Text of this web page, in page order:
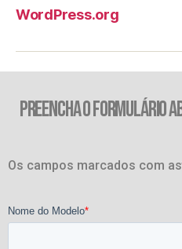
WordPress.org
PREENCHA O FORMULÁRIO
Os campos marcados com